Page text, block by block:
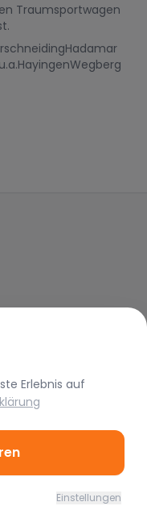
Traumsportwagen
Hadamar
HayingenWegberg
Erlebnis auf
Einstellungen